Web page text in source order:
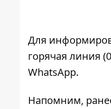
Для
горячая линия
WhatsApp.
Напомним,